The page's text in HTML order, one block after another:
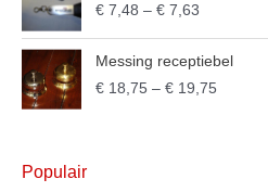
€ 7,48 –€ 7,63
Messing receptiebel
€ 18,75 –€ 19,75
Populair